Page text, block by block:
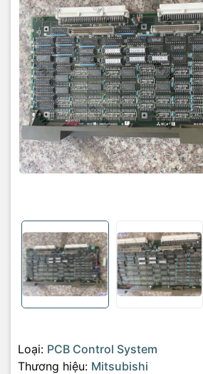
Loại: PCB Control System
Thương hiệu: Mitsubishi